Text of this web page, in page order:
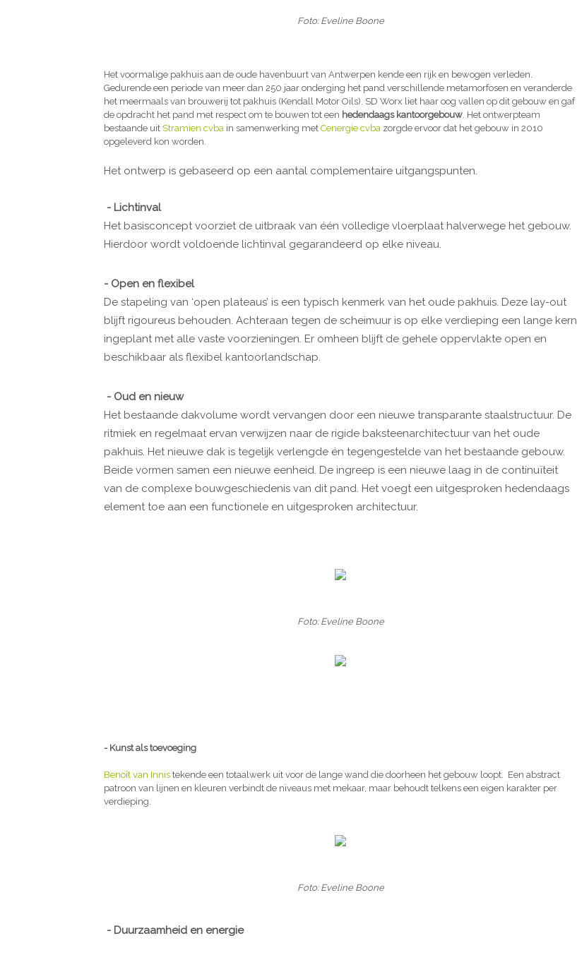
Foto: Eveline Boone
Het voormalige pakhuis aan de oude havenbuurt van Antwerpen kende een rijk en bewogen verleden.
Gedurende een periode van meer dan 250 jaar onderging het pand verschillende metamorfosen en veranderde
het meermaals van brouwerij tot pakhuis (Kendall Motor Oils). SD Worx liet haar oog vallen op dit gebouw en gaf
de opdracht het pand met respect om te bouwen tot een hedendaags kantoorgebouw . Het ontwerpteam
bestaande uit Stramien cvba in samenwerking met Cenergie cvba zorgde ervoor dat het gebouw in 2010
opgeleverd kon worden.
Het ontwerp is gebaseerd op een aantal complementaire uitgangspunten.
- Lichtinval
Het basisconcept voorziet de uitbraak van één volledige vloerplaat halverwege het gebouw.
Hierdoor wordt voldoende lichtinval gegarandeerd op elke niveau.
- Open en flexibel
De stapeling van ‘open plateaus’ is een typisch kenmerk van het oude pakhuis. Deze lay-out
blijft rigoureus behouden. Achteraan tegen de scheimuur is op elke verdieping een lange kern
ingeplant met alle vaste voorzieningen. Er omheen blijft de gehele oppervlakte open en
beschikbaar als flexibel kantoorlandschap.
- Oud en nieuw
Het bestaande dakvolume wordt vervangen door een nieuwe transparante staalstructuur. De
ritmiek en regelmaat ervan verwijzen naar de rigide baksteenarchitectuur van het oude
pakhuis. Het nieuwe dak is tegelijk verlengde én tegengestelde van het bestaande gebouw.
Beide vormen samen een nieuwe eenheid. De ingreep is een nieuwe laag in de continuïteit
van de complexe bouwgeschiedenis van dit pand. Het voegt een uitgesproken hedendaags
element toe aan een functionele en uitgesproken architectuur.
Foto: Eveline Boone
- Kunst als toevoeging
Benoît van Innis tekende een totaalwerk uit voor de lange wand die doorheen het gebouw loopt. Een abstract
patroon van lijnen en kleuren verbindt de niveaus met mekaar, maar behoudt telkens een eigen karakter per
verdieping.
Foto: Eveline Boone
- Duurzaamheid en energie